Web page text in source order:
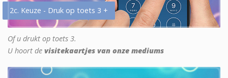
2c. Keuze - Druk op toets 3 +
Of u drukt op toets 3.
U hoort de visitekaartjes van onze mediums